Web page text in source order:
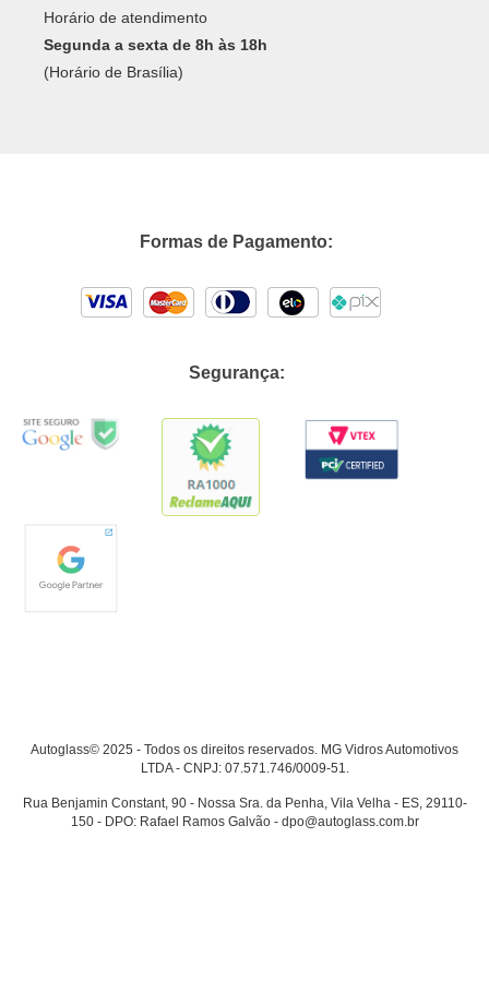
Horário de atendimento
Segunda a sexta de 8h às 18h
(Horário de Brasília)
Formas de Pagamento:
Segurança:
Autoglass© 2025 - Todos os direitos reservados. MG Vidros Automotivos
LTDA - CNPJ: 07.571.746/0009-51.
Rua Benjamin Constant, 90 - Nossa Sra. da Penha, Vila Velha - ES, 29110-
150 - DPO: Rafael Ramos Galvão - dpo@autoglass.com.br